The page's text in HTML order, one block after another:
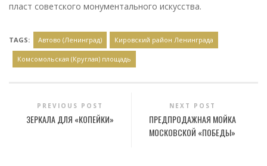
пласт советского монументального искусства.
TAGS: Автово (Ленинград) Кировский район Ленинграда
Комсомольская (Круглая) площадь
PREVIOUS POST
ЗЕРКАЛА ДЛЯ «КОПЕЙКИ»
NEXT POST
ПРЕДПРОДАЖНАЯ МОЙКА
МОСКОВСКОЙ «ПОБЕДЫ»